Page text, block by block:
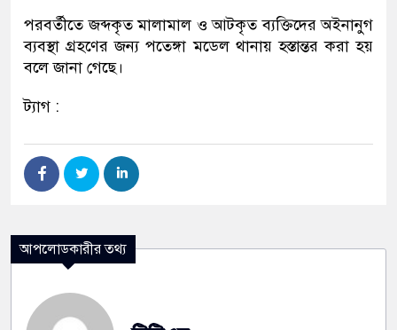
পরবর্তীতে জব্দকৃত মালামাল ও আটকৃত ব্যক্তিদের অইনানুগ
ব্যবস্থা গ্রহণের জন্য পতেঙ্গা মডেল থানায় হস্তান্তর করা হয়
বলে জানা গেছে।
ট্যাগ :
আপলোডকারীর তথ্য